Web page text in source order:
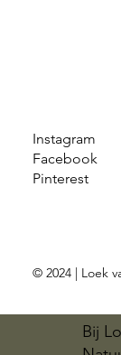
Bij
Instagram
Facebook
Pinterest
© 2024 | Loek